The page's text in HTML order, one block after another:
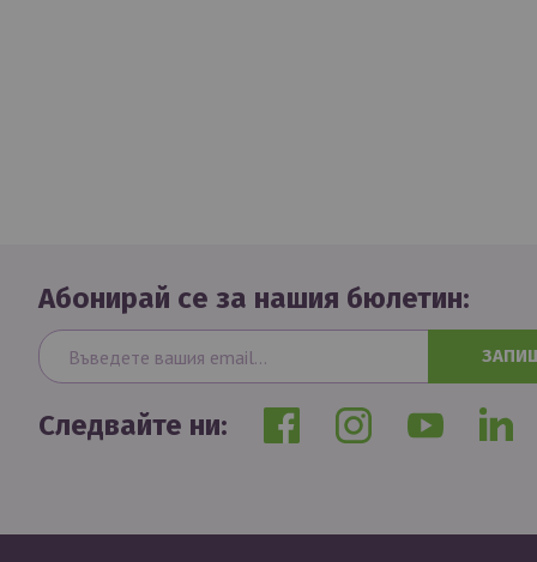
Абонирай се за нашия бюлетин:
Следвайте ни: